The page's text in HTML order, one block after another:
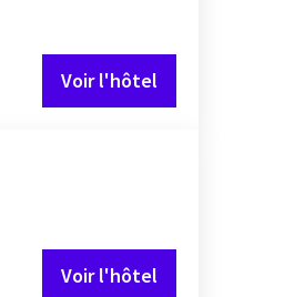
Voir l'hôtel
Voir l'hôtel